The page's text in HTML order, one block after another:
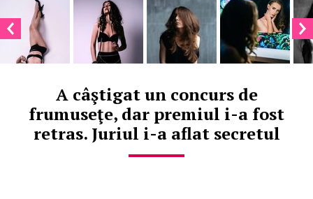
A câştigat un concurs de
frumuseţe, dar premiul i-a fost
retras. Juriul i-a aflat secretul